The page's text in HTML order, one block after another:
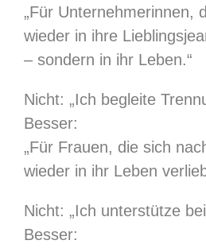
„Für Unternehmerinnen,
wieder in ihre
– sondern in ihr Leben.“
Nicht: „Ich begleite
Besser:
„Für Frauen, die sich
wieder in ihr Leben
Nicht: „Ich unterstütze
Besser: